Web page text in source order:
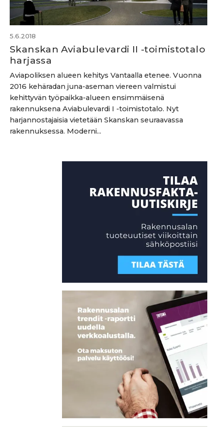
5.6.2018
Skanskan Aviabulevardi II -toimistotalo
harjassa
Aviapoliksen alueen kehitys Vantaalla etenee. Vuonna
2016 kehäradan juna-aseman viereen valmistui
kehittyvän työpaikka-alueen ensimmäisenä
rakennuksena Aviabulevardi I -toimistotalo. Nyt
harjannostajaisia vietetään Skanskan seuraavassa
rakennuksessa. Moderni...